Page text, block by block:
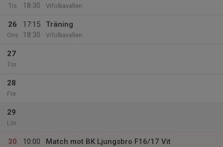
Tis
18:30
Vifolkavallen
26
Ons
17:15
18:30
Träning
Vifolkavallen
27
Tor
28
Fre
29
Lör
30
10:00
Match mot BK Ljungsbro F16/17 Vit